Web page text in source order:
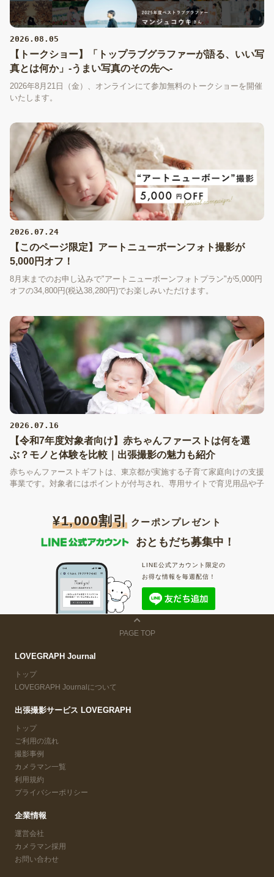
2026.08.05
【トークショー】「トップラブグラファーが語る、いい写
真とは何か」-うまい写真のその先へ-
2026年8月21日（金）、オンラインにて参加無料のトークショーを開催
いたします。
2026.07.24
【このページ限定】アートニューボーンフォト撮影が
5,000円オフ！
8月末までのお申し込みで"アートニューボーンフォトプラン"が5,000円
オフの34,800円(税込38,280円)でお楽しみいただけます。
2026.07.16
【令和7年度対象者向け】赤ちゃんファーストは何を選
ぶ？モノと体験を比較｜出張撮影の魅力も紹介
赤ちゃんファーストギフトは、東京都が実施する子育て家庭向けの支援
事業です。対象者にはポイントが付与され、専用サイトで育児用品や子
験の違いを比較しながら、赤ちゃんファーストギフトの選び方と、選択
肢の一つである出張撮影の魅力を紹介します。
¥1,000割引 クーポンプレゼント
おともだち募集中！
LINE公式アカウント限定の
お得な情報を毎週配信！
PAGE TOP
LOVEGRAPH Journal
トップ
LOVEGRAPH Journalについて
出張撮影サービス LOVEGRAPH
トップ
ご利用の流れ
撮影事例
カメラマン一覧
利用規約
プライバシーポリシー
企業情報
運営会社
カメラマン採用
お問い合わせ